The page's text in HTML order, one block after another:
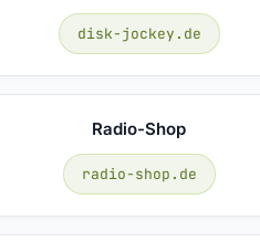
disk-jockey.de
Radio-Shop
radio-shop.de